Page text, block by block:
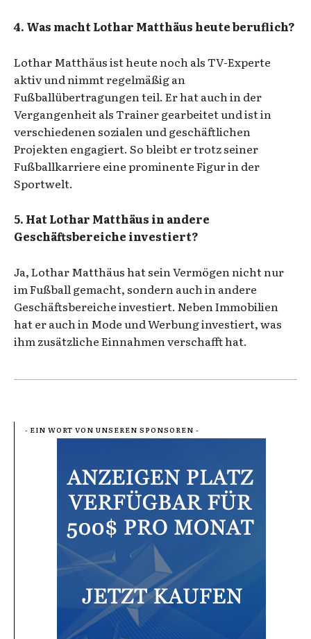
4. Was macht Lothar Matthäus heute beruflich?
Lothar Matthäus ist heute noch als TV-Experte
aktiv und nimmt regelmäßig an
Fußballübertragungen teil. Er hat auch in der
Vergangenheit als Trainer gearbeitet und ist in
verschiedenen sozialen und geschäftlichen
Projekten engagiert. So bleibt er trotz seiner
Fußballkarriere eine prominente Figur in der
Sportwelt.
5. Hat Lothar Matthäus in andere
Geschäftsbereiche investiert?
Ja, Lothar Matthäus hat sein Vermögen nicht nur
im Fußball gemacht, sondern auch in andere
Geschäftsbereiche investiert. Neben Immobilien
hat er auch in Mode und Werbung investiert, was
ihm zusätzliche Einnahmen verschafft hat.
- EIN WORT VON UNSEREN SPONSOREN -